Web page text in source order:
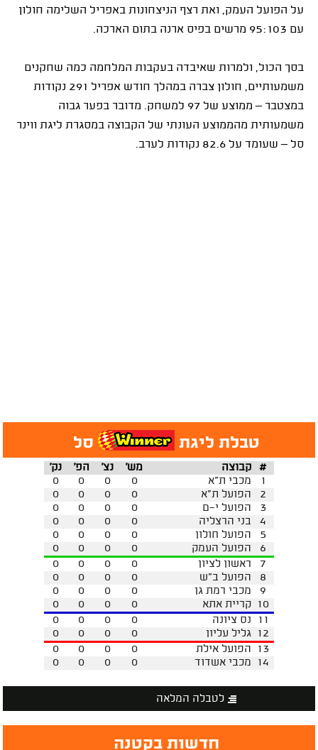
על הפועל העמק, ואת רצף הניצחונות באפריל השלימה חולון
עם 95:103 מרשים בפיס ארנה בתום הארכה.
בסך הכול, ולמרות שאיבדה בעקבות המלחמה כמה שחקנים
משמעותיים, חולון צברה במהלך חודש אפריל 291 נקודות
במצטבר – ממוצע של 97 למשחק. מדובר בפער גבוה
משמעותית מהממוצע העונתי של הקבוצה במסגרת ליגת ווינר
סל – שעומד על 82.6 נקודות לערב.
טבלת ליגת סל
נק' הפ' נצ' מש' קבוצה
#
0
0 0 0 מכבי ת"א
1
0
0 0 0 הפועל ת"א
2
0
0 0 0 הפועל י-ם
3
0
0 0 0 בני הרצליה
4
0
0 0 0 הפועל חולון
5
0
0 0 0 הפועל העמק
6
0
0 0 0 ראשון לציון
7
0
0 0 0 הפועל ב"ש
8
0
0 0 0 מכבי רמת גן
9
0
0 0 0 קריית אתא 10
0
0 0 0 נס ציונה
11
0
0 0 0 גליל עליון 12
0
0 0 0 הפועל אילת
13
0
0 0 0 מכבי אשדוד 14
לטבלה המלאה
חדשות בקטנה